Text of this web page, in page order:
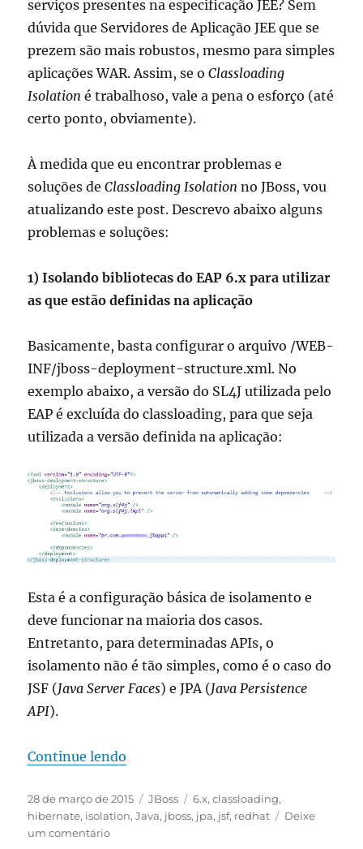
serviços presentes na especificação JEE? Sem
dúvida que Servidores de Aplicação JEE que se
prezem são mais robustos, mesmo para simples
aplicações WAR. Assim, se oClassloading
Isolation é trabalhoso, vale a pena o esforço (até
certo ponto, obviamente).
À medida que eu encontrar problemas e
soluções deClassloading Isolation no JBoss, vou
atualizando este post. Descrevo abaixo alguns
problemas e soluções:
1) Isolando bibliotecas do EAP 6.x para utilizar
as que estão definidas na aplicação
Basicamente, basta configurar o arquivo /WEB-
INF/jboss-deployment-structure.xml. No
exemplo abaixo, a versão do SL4J utilizada pelo
EAP é excluída do classloading, para que seja
utilizada a versão definida na aplicação:
Esta é a configuração básica de isolamento e
deve funcionar na maioria dos casos.
Entretanto, para determinadas APIs, o
isolamento não é tão simples, como é o caso do
JSF (Java Server Faces) e JPA (Java Persistence
API).
Continue lendo
Publicado
em
28 de março de 2015 Categorias
JBoss Tags
6.x,classloading,
hibernate, isolation,Java, jboss, jpa, jsf, redhat
Deixe
um comentárioem